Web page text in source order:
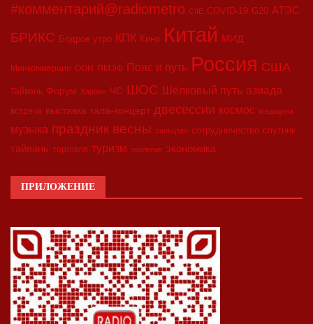
#комментарий@radiometro CIIE COVID-19 G20 АТЭС
БРИКС Бодрое утро КПК Кино Китай МИД
Минкоммерции ООН ПМЭФ Пояс и путь Россия США
Тайвань Форум Харбин ЧС ШОС Шёлковый путь азиада
встреча выставка гала-концерт двесессии космос медицина
музыка праздник весны синьцзян сотрудничество спутник
тайвань торговля туризм экология экономика
ПРИЛОЖЕНИЕ